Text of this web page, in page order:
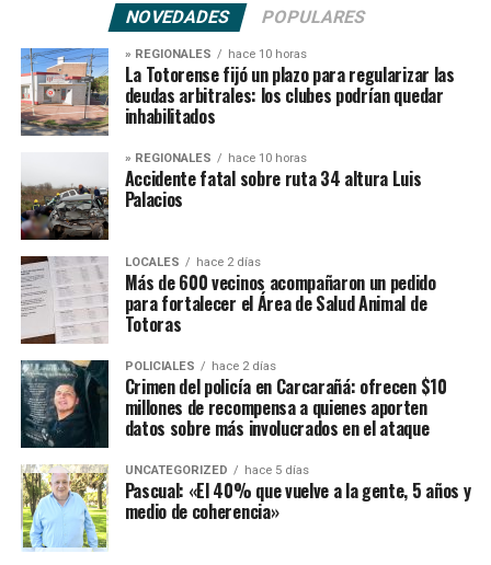
NOVEDADES POPULARES
» REGIONALES hace 10 horas
La Totorense fijó un plazo para regularizar las
deudas arbitrales: los clubes podrían quedar
inhabilitados
» REGIONALES hace 10 horas
Accidente fatal sobre ruta 34 altura Luis
Palacios
LOCALES hace 2 días
Más de 600 vecinos acompañaron un pedido
para fortalecer el Área de Salud Animal de
Totoras
POLICIALES hace 2 días
Crimen del policía en Carcarañá: ofrecen $10
millones de recompensa a quienes aporten
datos sobre más involucrados en el ataque
UNCATEGORIZED hace 5 días
Pascual: «El 40% que vuelve a la gente, 5 años y
medio de coherencia»